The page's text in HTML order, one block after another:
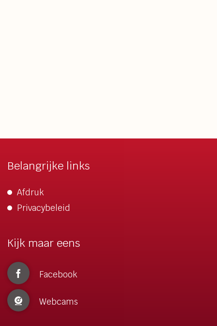
Belangrijke links
Afdruk
Privacybeleid
Kijk maar eens
Facebook
Webcams